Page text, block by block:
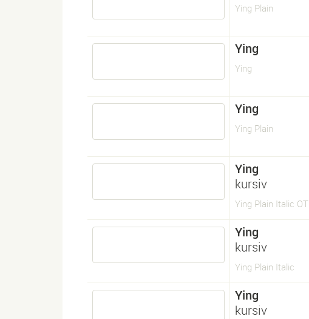
Ying Plain
Ying
Ying
Ying
Ying Plain
Ying
kursiv
Ying Plain Italic OT
Ying
kursiv
Ying Plain Italic
Ying
kursiv